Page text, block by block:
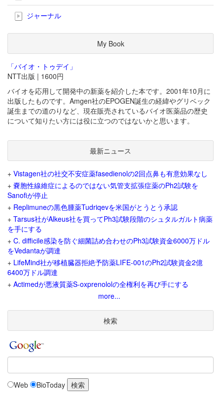
ジャーナル
My Book
「バイオ・トゥデイ」
NTT出版 | 1600円
バイオを応用して開発中の新薬を紹介した本です。2001年10月に
出版したものです。Amgen社のEPOGEN誕生の経緯やグリベック
誕生までの道のりなど、現在販売されているバイオ医薬品の歴史
について知りたい方には役に立つのではないかと思います。
最新ニュース
+ Vistagen社の社交不安症薬fasedienolの2回点鼻も有意効果なし
+ 嚢胞性線維症によるのではない気管支拡張症薬のPh2試験を
Sanofiが停止
+ Replimuneの黒色腫薬Tudriqevを米国がとうとう承認
+ Tarsus社がAlkeus社を買ってPh3試験段階のシュタルガルト病薬
を手にする
+ C. difficile感染を防ぐ細菌詰め合わせのPh3試験資金6000万ドル
をVedantaが調達
+ LifeMind社が移植臓器拒絶予防薬LIFE-001のPh2試験資金2億
6400万ドル調達
+ Actimedが悪液質薬S-oxprenololの全権利を再び手にする
more...
検索
Web BioToday